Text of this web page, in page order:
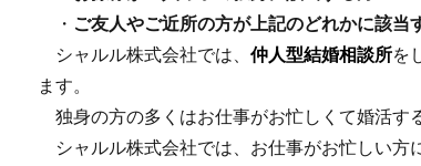
・ ご友人やご近所の方が上記のどれかに該当
シャルル株式会社では、 仲人型結婚相談所を
ます。
独身の方の多くはお仕事がお忙しくて婚活す
シャルル株式会社では、お仕事がお忙しい方